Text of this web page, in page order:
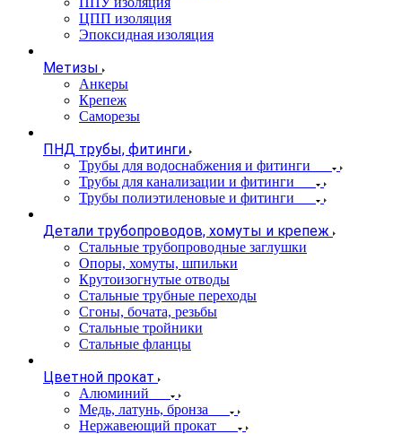
ЦПП изоляция
Эпоксидная изоляция
Метизы
Анкеры
Крепеж
Саморезы
ПНД трубы, фитинги
Трубы для водоснабжения и фитинги
Трубы для канализации и фитинги
Трубы полиэтиленовые и фитинги
Детали трубопроводов, хомуты и крепеж
Стальные трубопроводные заглушки
Опоры, хомуты, шпильки
Крутоизогнутые отводы
Стальные трубные переходы
Сгоны, бочата, резьбы
Стальные тройники
Стальные фланцы
Цветной прокат
Алюминий
Медь, латунь, бронза
Нержавеющий прокат